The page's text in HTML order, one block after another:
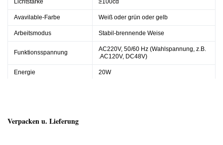
Avavilable-Farbe Weiß oder grün oder gelb
Arbeitsmodus Stabil-brennende Weise
Funktionsspannung
AC220V, 50/60 Hz (Wahlspannung, z.B.
.AC120V, DC48V)
Energie 20W
Verpacken u. Lieferung